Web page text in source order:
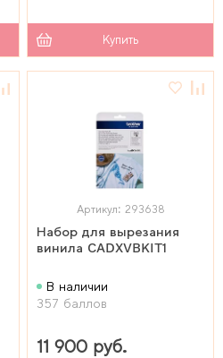
Купить
Артикул: 293638
Набор для вырезания
винила CADXVBKIT1
В наличии
357 баллов
11 900 руб.